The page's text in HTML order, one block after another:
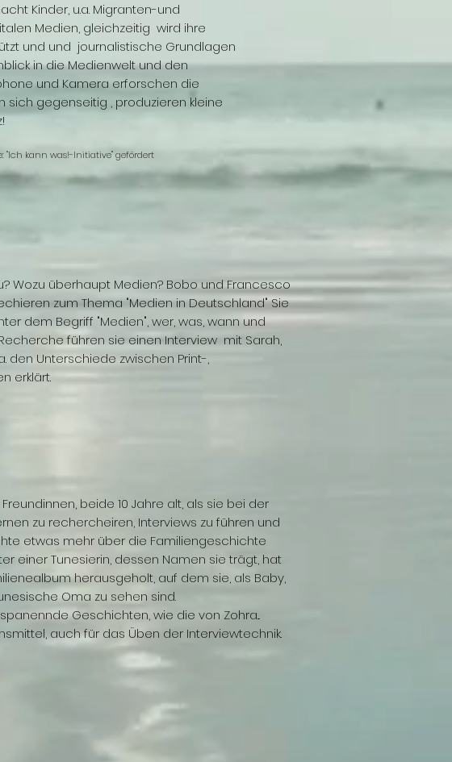
Kinder, u.a. Migranten-und
Medien, gleichzeitig wird ihre
und und journalistische Grundlagen
in die Medienwelt und den
und Kamera erforschen die
sich gegenseitig , produzieren kleine
"Ich kann was!-Initiative" gefördert
Wozu überhaupt Medien? Bobo und Francesco
zum Thema "Medien in Deutschland" Sie
dem Begriff "Medien", wer, was, wann und
führen sie einen Interview mit Sarah,
den Unterschiede zwischen Print-,
erklärt.
beide 10 Jahre alt, als sie bei der
zu rechercheiren, Interviews zu führen und
etwas mehr über die Familiengeschichte
einer Tunesierin, dessen Namen sie trägt, hat
herausgeholt, auf dem sie, als Baby,
Oma zu sehen sind.
Geschichten, wie die von Zohra...
auch für das Üben der Interviewtechnik.